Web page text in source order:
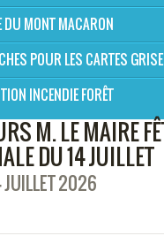
DU MONT MACARON
POUR LES CARTES
INCENDIE FORÊT
M. LE MAIRE
DU 14 JUILLET
JUILLET 2026